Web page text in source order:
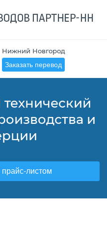
Нижний Новгород
Заказать перевод
в Нижнем
перевод
и
листом
языка
листом
перевод
перевода в